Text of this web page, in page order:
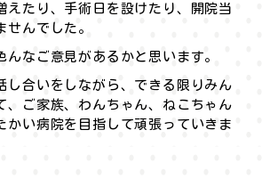
えたり、手術日を設けたり、開院当
せんでした。
んなご意見があるかと思います。
し合いをしながら、できる限りみん
、ご家族、わんちゃん、ねこちゃん
かい病院を目指して頑張っていきま